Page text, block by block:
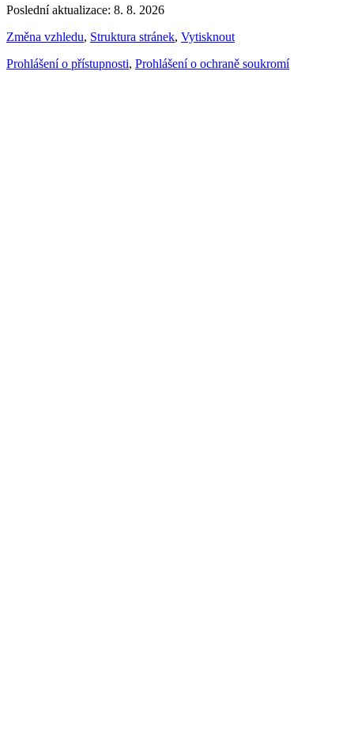
Poslední aktualizace: 8. 8. 2026
Změna vzhledu, Struktura stránek, Vytisknout
Prohlášení o přístupnosti, Prohlášení o ochraně soukromí